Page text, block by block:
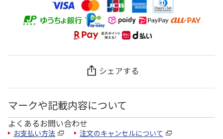
シェアする
マークや記載内容について
よくあるお問い合わせ
お支払い方法 注文のキャンセルについて